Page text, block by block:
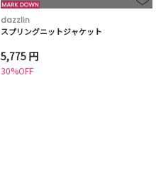
dazzlin
スプリングニットジャケット
5,775 円
30%OFF